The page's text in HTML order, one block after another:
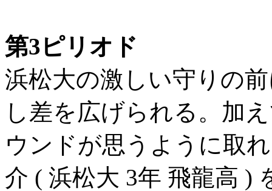
第3ピリオド
浜松大の激しい守りの
し差を広げられる。加
ウンドが思うように取
介 ( 浜松大 3年 飛龍高 )